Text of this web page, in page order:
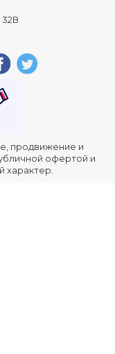
32В
продвижение и
офертой и
характер.